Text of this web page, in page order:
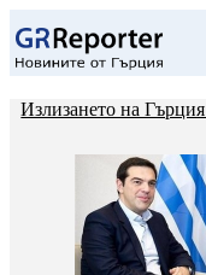
Излизането на